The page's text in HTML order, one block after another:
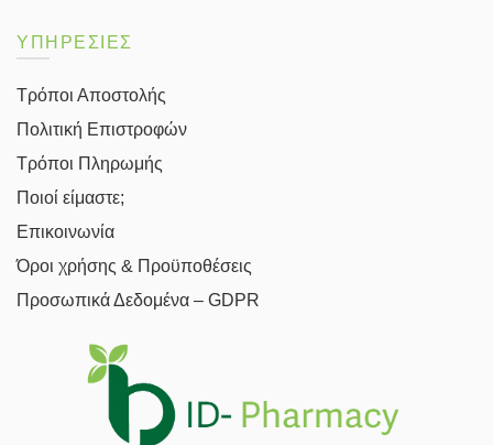
ΥΠΗΡΕΣΙΕΣ
Τρόποι Αποστολής
Πολιτική Επιστροφών
Τρόποι Πληρωμής
Ποιοί είμαστε;
Επικοινωνία
Όροι χρήσης & Προϋποθέσεις
Προσωπικά Δεδομένα – GDPR